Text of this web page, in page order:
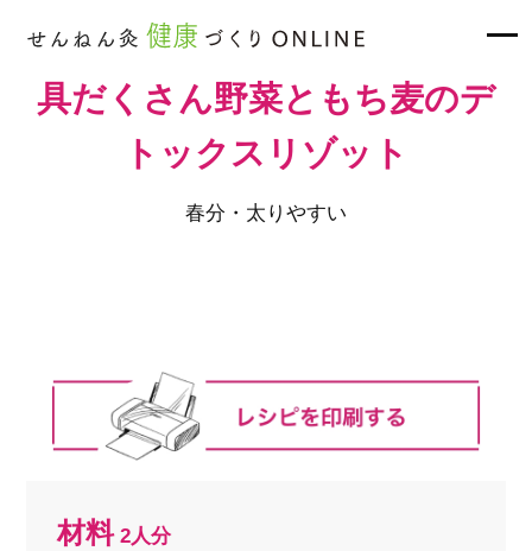
具だくさん野菜ともち麦のデ
トックスリゾット
春分・太りやすい
材料2人分